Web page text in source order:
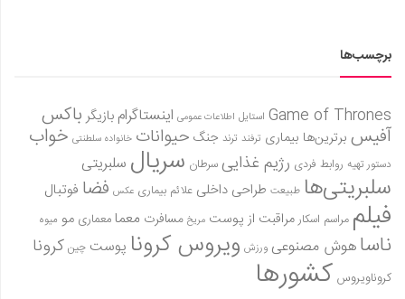
برچسب‌ها
Game of Thrones استایل اطلاعات عمومی اینستاگرام بازیگر باکس
آفیس برترین‌ها بیماری ترفند ترند جنگ حیوانات خانواده سلطنتی خواب
دستور تهیه روابط فردی رژیم غذاییسرطان سریال سلبریتی
سلبریتی‌ها طبیعت طراحی داخلی علائم بیماری عکس فضا فوتبال
فیلم مراسم اسکارمراقبت از پوست مریخ مسافرت معمامعماری مو میوه
ناساهوش مصنوعی ورزش ویروس کرونا پوست چین کرونا
کروناویروس کشورها